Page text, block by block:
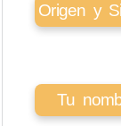
Origen y
Tu